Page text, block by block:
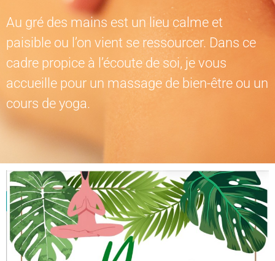
Au gré des mains est un lieu calme et
paisible ou l’on vient se ressourcer. Dans ce
cadre propice à l’écoute de soi, je vous
accueille pour un massage de bien-être ou un
cours de yoga.